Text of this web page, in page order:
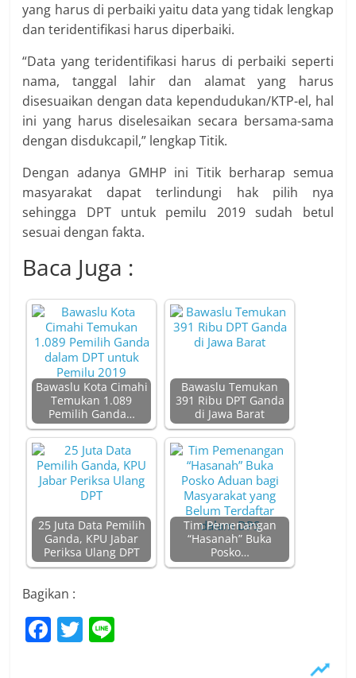
yang harus di perbaiki yaitu data yang tidak lengkap
dan teridentifikasi harus diperbaiki.
“Data yang teridentifikasi harus di perbaiki seperti
nama, tanggal lahir dan alamat yang harus
disesuaikan dengan data kependudukan/KTP-el, hal
ini yang harus diselesaikan secara bersama-sama
dengan disdukcapil,” lengkap Titik.
Dengan adanya GMHP ini Titik berharap semua
masyarakat dapat terlindungi hak pilih nya
sehingga DPT untuk pemilu 2019 sudah betul
sesuai dengan fakta.
Baca Juga :
Bawaslu Kota Cimahi
Temukan 1.089
Pemilih Ganda…
Bawaslu Temukan
391 Ribu DPT Ganda
di Jawa Barat
25 Juta Data Pemilih
Ganda, KPU Jabar
Periksa Ulang DPT
Tim Pemenangan
“Hasanah” Buka
Posko…
Bagikan :
F T